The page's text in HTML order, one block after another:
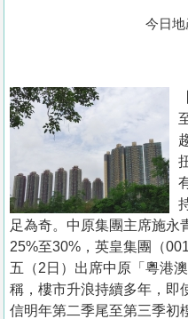
置
冊
關
於
我
們
今日
足為奇。中原集團主席施永
25%至30%，英皇集團（
五（2日）出席中原「粵港
稱，樓市升浪持續多年，即
信明年第二季尾至第三季初